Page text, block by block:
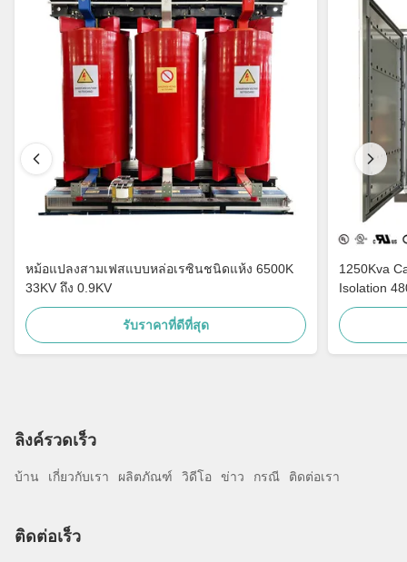
หม้อแปลงสามเฟสแบบหล่อเรซินชนิดแห้ง 6500K
33KV ถึง 0.9KV
รับราคาที่ดีที่สุด
1250Kva Cast Resin Dry Type Transformers
Isolation
ลิงค์รวดเร็ว
บ้าน เกี่ยวกับเรา ผลิตภัณฑ์ วิดีโอ ข่าว กรณี ติดต่อเรา
ติดต่อเร็ว